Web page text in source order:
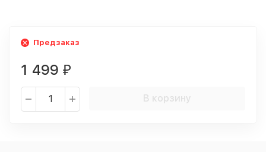
Предзаказ
1 499 ₽
В корзину